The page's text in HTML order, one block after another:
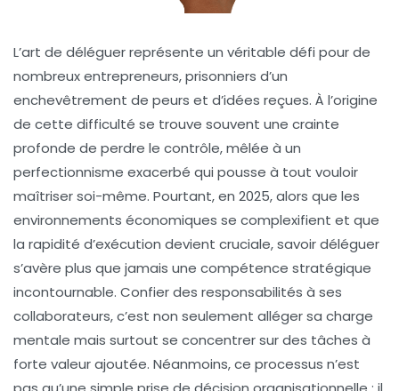
L’art de déléguer représente un véritable défi pour de
nombreux entrepreneurs, prisonniers d’un
enchevêtrement de peurs et d’idées reçues. À l’origine
de cette difficulté se trouve souvent une crainte
profonde de perdre le contrôle, mêlée à un
perfectionnisme exacerbé qui pousse à tout vouloir
maîtriser soi-même. Pourtant, en 2025, alors que les
environnements économiques se complexifient et que
la rapidité d’exécution devient cruciale, savoir déléguer
s’avère plus que jamais une compétence stratégique
incontournable. Confier des responsabilités à ses
collaborateurs, c’est non seulement alléger sa charge
mentale mais surtout se concentrer sur des tâches à
forte valeur ajoutée. Néanmoins, ce processus n’est